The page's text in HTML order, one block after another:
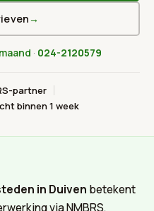
→
· 024-2120579
partner
binnen 1 week
in Duiven betekent
via NMBRS,